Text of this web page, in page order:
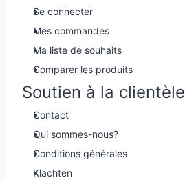
Se connecter
Mes commandes
Ma liste de souhaits
Comparer les produits
Soutien à la clientèle
Contact
Qui sommes-nous?
Conditions générales
Klachten